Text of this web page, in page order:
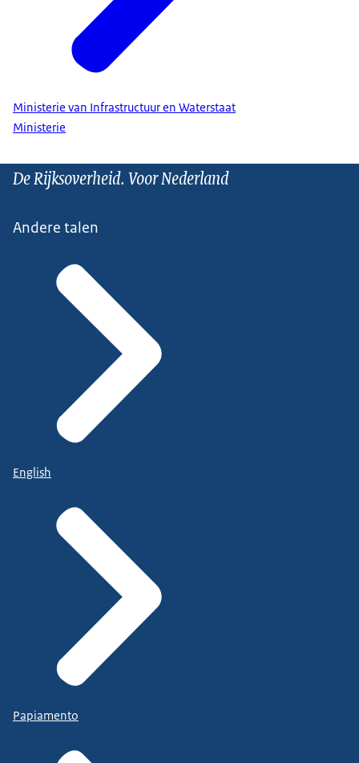
Ministerie van Infrastructuur en Waterstaat
Ministerie
De Rijksoverheid. Voor Nederland
Andere talen
English
Papiamento